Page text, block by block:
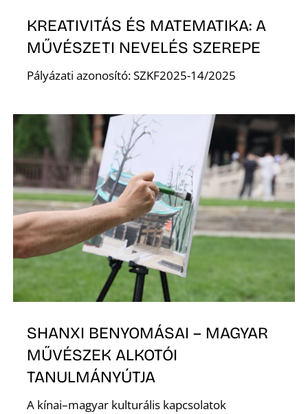
KREATIVITÁS ÉS MATEMATIKA: A
MŰVÉSZETI NEVELÉS SZEREPE
Pályázati azonosító: SZKF2025-14/2025
SHANXI BENYOMÁSAI – MAGYAR
MŰVÉSZEK ALKOTÓI
TANULMÁNYÚTJA
A kínai–magyar kulturális kapcsolatok